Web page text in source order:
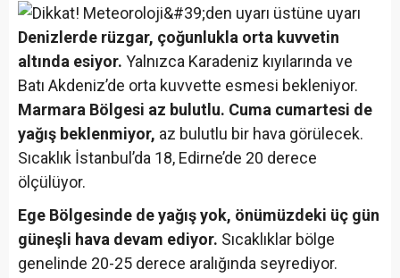
Denizlerde rüzgar, çoğunlukla orta kuvvetin
altında esiyor. Yalnızca Karadeniz kıyılarında ve
Batı Akdeniz’de orta kuvvette esmesi bekleniyor.
Marmara Bölgesi az bulutlu. Cuma cumartesi de
yağış beklenmiyor, az bulutlu bir hava görülecek.
Sıcaklık İstanbul’da 18, Edirne’de 20 derece
ölçülüyor.
Ege Bölgesinde de yağış yok, önümüzdeki üç gün
güneşli hava devam ediyor. Sıcaklıklar bölge
genelinde 20-25 derece aralığında seyrediyor.